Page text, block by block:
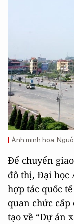
Ảnh minh họa.
Để chuyển
đô thị, Đại học
hợp tác quốc
quan chức cấp
tạo về “Dự án